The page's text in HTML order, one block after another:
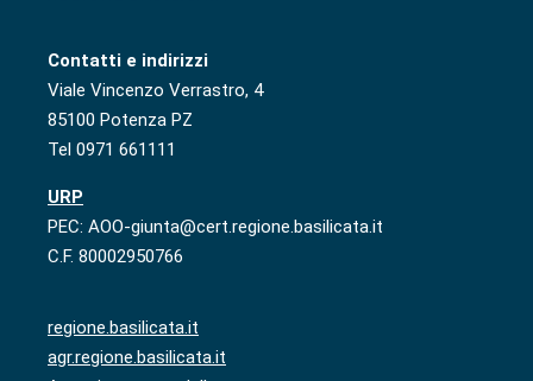
Contatti e indirizzi
Viale Vincenzo Verrastro, 4
85100 Potenza PZ
Tel 0971 661111
URP
PEC: AOO-giunta@cert.regione.basilicata.it
C.F. 80002950766
regione.basilicata.it
agr.regione.basilicata.it